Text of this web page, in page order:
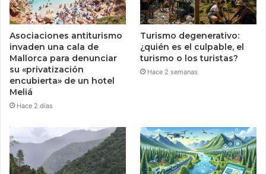
Asociaciones antiturismo
invaden una cala de
Mallorca para denunciar
su «privatización
encubierta» de un hotel
Meliá
Hace 2 días
Turismo degenerativo:
¿quién es el culpable, el
turismo o los turistas?
Hace 2 semanas